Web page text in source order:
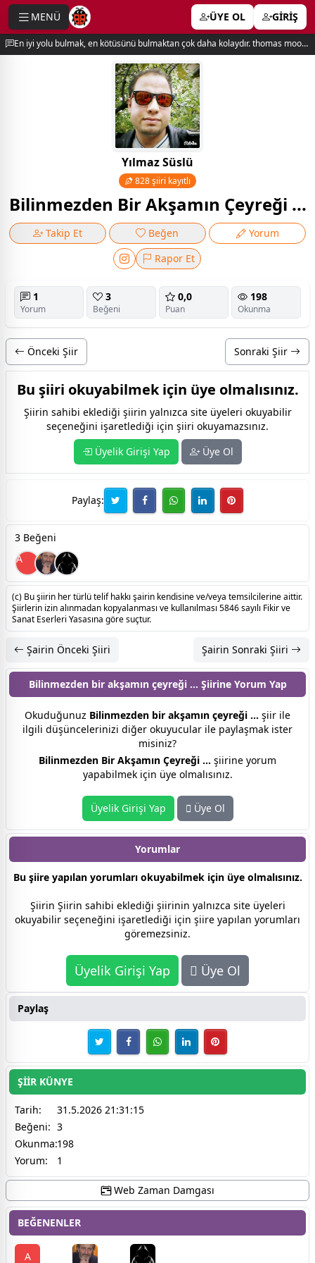
MENÜ ÜYE OL GİRİŞ
En iyi yolu bulmak, en kötüsünü bulmaktan çok daha kolaydır. thomas moore
Yılmaz Süslü
828 şiiri kayıtlı
Bilinmezden Bir Akşamın Çeyreği ...
Takip Et Beğen
Yorum
Rapor Et
1
Yorum
3
Beğeni
0,0
Puan
198
Okunma
Önceki Şiir Sonraki Şiir
Bu şiiri okuyabilmek için üye olmalısınız.
Şiirin sahibi eklediği şiirin yalnızca site üyeleri okuyabilir
seçeneğini işaretlediği için şiiri okuyamazsınız.
Üyelik Girişi Yap
Üye Ol
Paylaş:
3 Beğeni
A
(c) Bu şiirin her türlü telif hakkı şairin kendisine ve/veya temsilcilerine aittir.
Şiirlerin izin alınmadan kopyalanması ve kullanılması 5846 sayılı Fikir ve
Sanat Eserleri Yasasına göre suçtur.
Şairin Önceki Şiiri Şairin Sonraki Şiiri
Bilinmezden bir akşamın çeyreği ... Şiirine Yorum Yap
Okuduğunuz Bilinmezden bir akşamın çeyreği ... şiir ile
ilgili düşüncelerinizi diğer okuyucular ile paylaşmak ister
misiniz?
Bilinmezden Bir Akşamın Çeyreği ... şiirine yorum
yapabilmek için üye olmalısınız.
Üyelik Girişi Yap Üye Ol
Yorumlar
Bu şiire yapılan yorumları okuyabilmek için üye olmalısınız.
Şiirin Şiirin sahibi eklediği şiirinin yalnızca site üyeleri
okuyabilir seçeneğini işaretlediği için şiire yapılan yorumları
göremezsiniz.
Üyelik Girişi Yap Üye Ol
Paylaş
ŞİİR KÜNYE
Tarih:
31.5.2026 21:31:15
Beğeni: 3
Okunma:198
Yorum:
1
Web Zaman Damgası
BEĞENENLER
A
menu